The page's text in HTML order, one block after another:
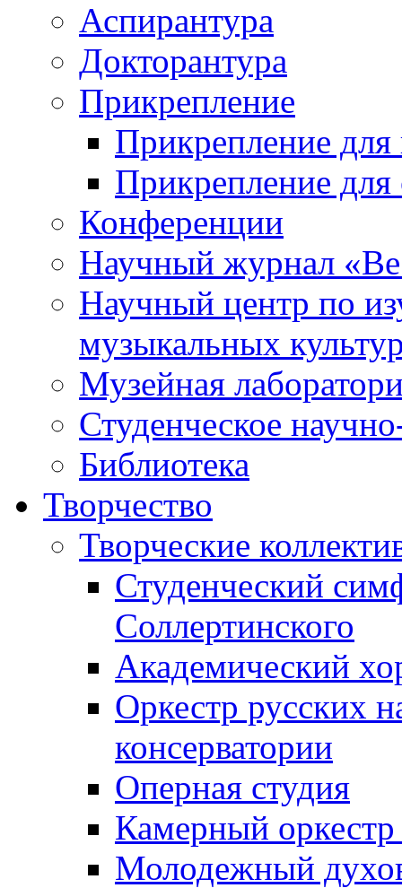
Аспирантура
Докторантура
Прикрепление
Прикрепление для
Прикрепление для
Конференции
Научный журнал
Научный центр по
музыкальных
Музейная
Студенческое
Библиотека
Творчество
Творческие
Студенческий
Соллертинского
Академический
Оркестр русских
консерватории
Оперная студия
Камерный оркестр
Молодежный